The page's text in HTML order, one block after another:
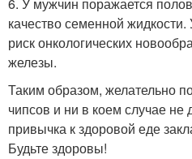
6. У мужчин поражается
качество семенной
риск онкологических
железы.
Таким образом, желательно
чипсов и ни в коем случае не
привычка к здоровой еде
Будьте здоровы!